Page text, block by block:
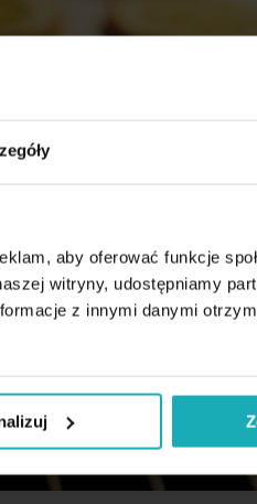
aby oferować funkcje
witryny, udostępniamy
z innymi danymi